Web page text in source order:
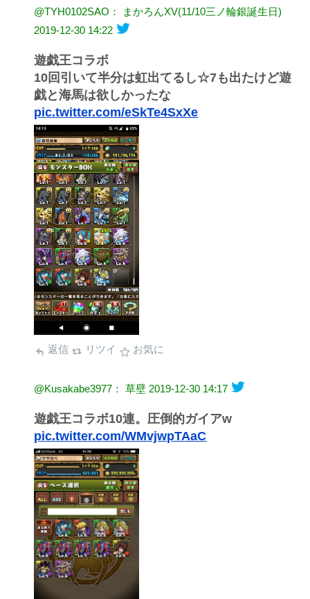
@TYH0102SAO： まかろんXV(11/10三ノ輪銀誕生日)
2019-12-30 14:22
遊戯王コラボ
10回引いて半分は虹出てるし☆7も出たけど遊
戯と海馬は欲しかったな
pic.twitter.com/eSkTe4SxXe
返信 リツイ お気に
@Kusakabe3977： 草壁 2019-12-30 14:17
遊戯王コラボ10連。圧倒的ガイアw
pic.twitter.com/WMvjwpTAaC